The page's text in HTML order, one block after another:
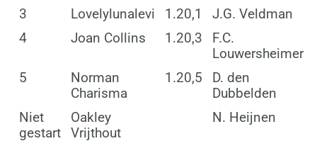
3
Lovelylunalevi 1.20,1
J.G. Veldman
4
Joan Collins 1.20,3
F.C.
Louwersheimer
5
Norman
Charisma
1.20,5
D. den
Dubbelden
Niet
gestart
Oakley
Vrijthout
N. Heijnen